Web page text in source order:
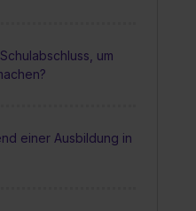
um
einer Ausbildung in